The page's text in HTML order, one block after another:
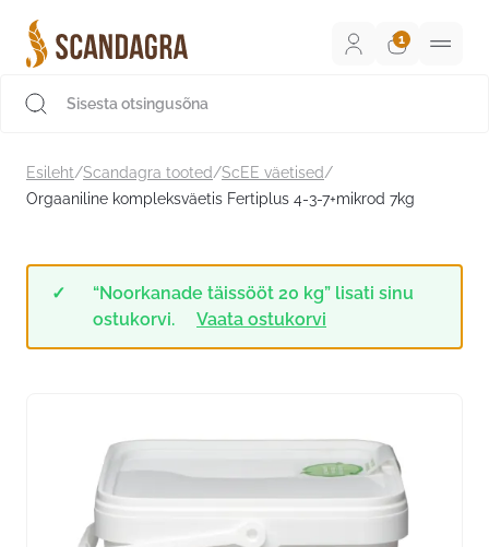
sisu
juurde
Esileht/Scandagra tooted/ScEE väetised/
Orgaaniline kompleksväetis Fertiplus 4-3-7+mikrod 7kg
“Noorkanade täissööt 20 kg” lisati sinu
ostukorvi.
Vaata ostukorvi